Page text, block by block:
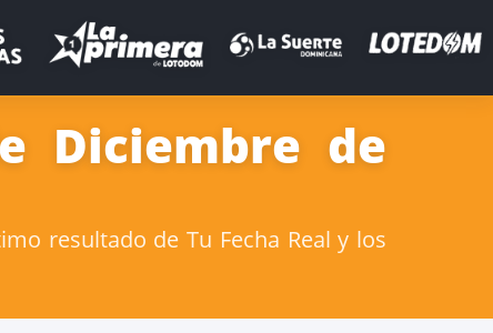
Diciembre de
resultado de Tu Fecha Real y los